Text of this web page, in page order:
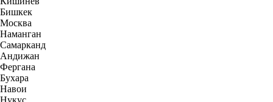
Бишкек
Москва
Наманган
Самарканд
Андижан
Фергана
Бухара
Навои